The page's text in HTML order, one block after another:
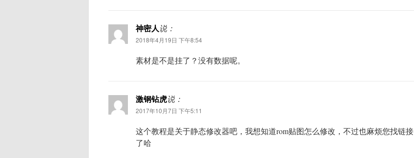
神密人说：
2018年4月19日 下午8:54
素材是不是挂了？没有数据呢。
激钢钻虎说：
2017年10月7日 下午5:11
这个教程是关于静态修改器吧，我想知道rom贴图怎么修改，不过也麻烦您找链接
了哈